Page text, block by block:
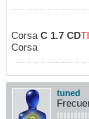
Corsa C 1.7 CDTI
Corsa
tuned